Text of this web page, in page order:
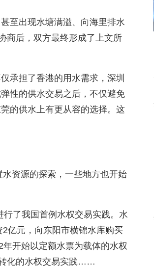
至出现水塘满溢、向海里排水
商后，双方最终形成了上文所
承担了香港的用水需求，深圳
性的供水交易之后，不仅避免
的供水上有更从容的选择。这
资源的探索，一些地方也开始
了我国首例水权交易实践。水
亿元，向东阳市横锦水库购买
开始以定额水票为载体的水权
转化的水权交易实践……